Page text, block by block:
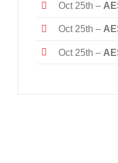
Oct 25th –
Oct 25th –
Oct 25th –